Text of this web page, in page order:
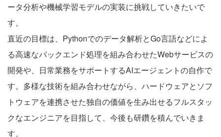
ータ分析や機械学習モデルの実装に挑戦していきたいで
す。
直近の目標は、Pythonでのデータ解析とGo言語などによ
る高速なバックエンド処理を組み合わせたWebサービスの
開発や、日常業務をサポートするAIエージェントの自作で
す。多様な技術を組み合わせながら、ハードウェアとソフ
トウェアを連携させた独自の価値を生み出せるフルスタッ
クなエンジニアを目指して、今後も研鑽を積んでいきま
す。